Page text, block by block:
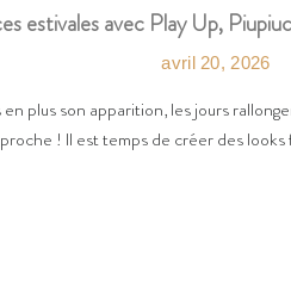
estivales avec Play Up,
avril 20, 2026
plus son apparition, les jours
! Il est temps de créer des looks